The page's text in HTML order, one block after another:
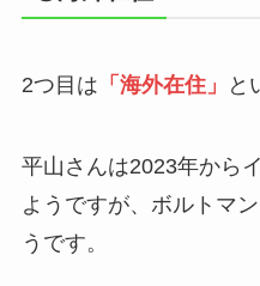
2つ目は 「海外在住」 と
平山さんは2023年から
ようですが、ボルトマ
うです。